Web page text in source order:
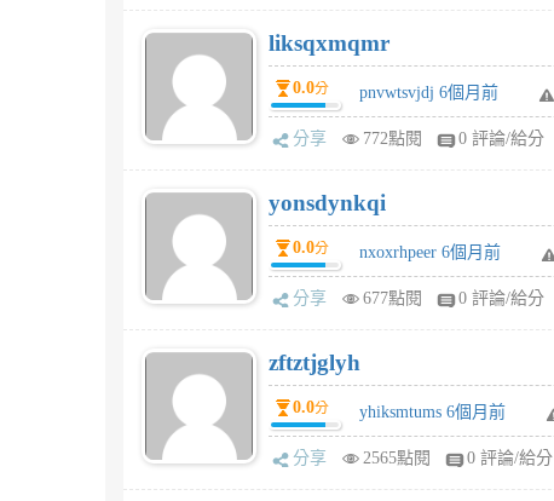
liksqxmqmr
0.0分 pnvwtsvjdj 6個月前
分享 772點閱 0 評論/給分
yonsdynkqi
0.0分 nxoxrhpeer 6個月前
分享 677點閱 0 評論/給分
zftztjglyh
0.0分 yhiksmtums 6個月前
分享 2565點閱 0 評論/給分